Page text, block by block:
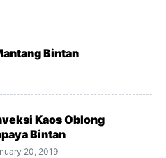
Bintan
Kaos Oblong
Bintan
20, 2019